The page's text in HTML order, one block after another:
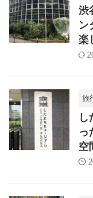
渋
ン
楽
旅
し
っ
空